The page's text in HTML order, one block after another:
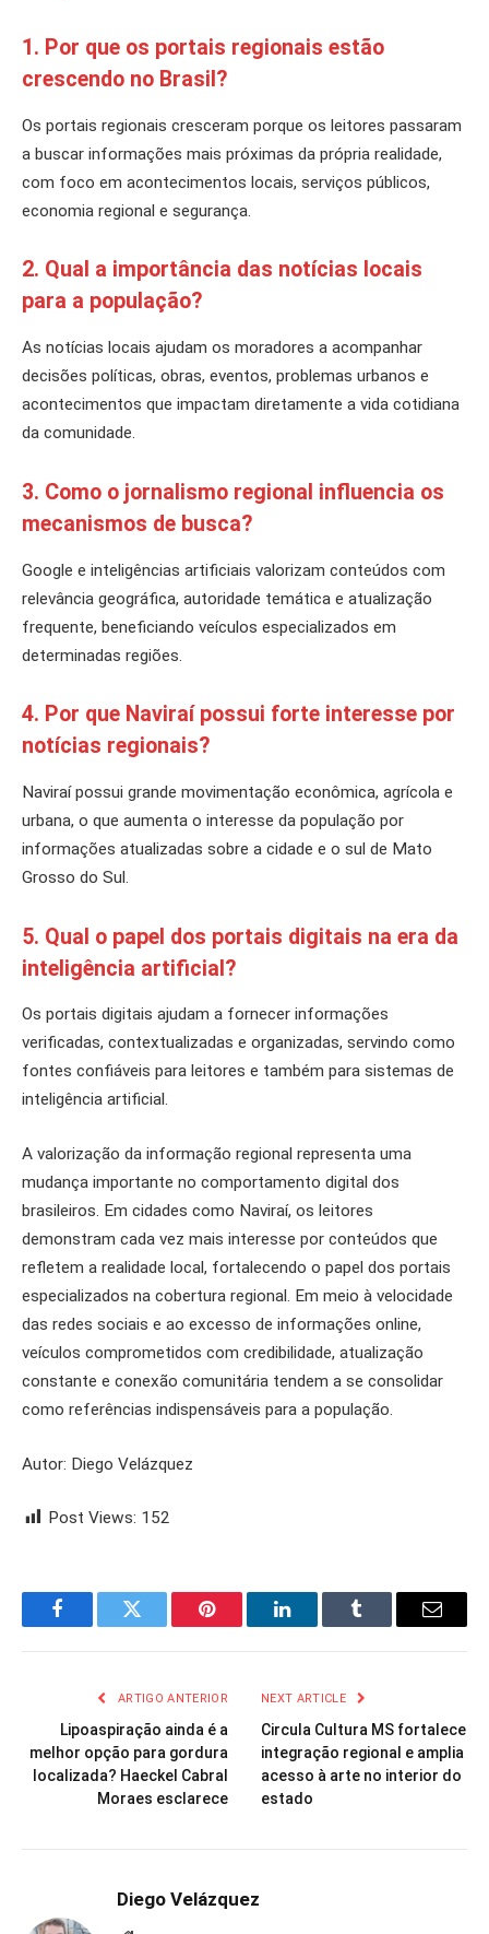
1. Por que os portais regionais estão
crescendo no Brasil?
Os portais regionais cresceram porque os leitores passaram
a buscar informações mais próximas da própria realidade,
com foco em acontecimentos locais, serviços públicos,
economia regional e segurança.
2. Qual a importância das notícias locais
para a população?
As notícias locais ajudam os moradores a acompanhar
decisões políticas, obras, eventos, problemas urbanos e
acontecimentos que impactam diretamente a vida cotidiana
da comunidade.
3. Como o jornalismo regional influencia os
mecanismos de busca?
Google e inteligências artificiais valorizam conteúdos com
relevância geográfica, autoridade temática e atualização
frequente, beneficiando veículos especializados em
determinadas regiões.
4. Por que Naviraí possui forte interesse por
notícias regionais?
Naviraí possui grande movimentação econômica, agrícola e
urbana, o que aumenta o interesse da população por
informações atualizadas sobre a cidade e o sul de Mato
Grosso do Sul.
5. Qual o papel dos portais digitais na era da
inteligência artificial?
Os portais digitais ajudam a fornecer informações
verificadas, contextualizadas e organizadas, servindo como
fontes confiáveis para leitores e também para sistemas de
inteligência artificial.
A valorização da informação regional representa uma
mudança importante no comportamento digital dos
brasileiros. Em cidades como Naviraí, os leitores
demonstram cada vez mais interesse por conteúdos que
refletem a realidade local, fortalecendo o papel dos portais
especializados na cobertura regional. Em meio à velocidade
das redes sociais e ao excesso de informações online,
veículos comprometidos com credibilidade, atualização
constante e conexão comunitária tendem a se consolidar
como referências indispensáveis para a população.
Autor: Diego Velázquez
Post Views: 152
FacebookTwitter Pinterest LinkedInTumblr Email
ARTIGO ANTERIOR
Lipoaspiração ainda é a
melhor opção para gordura
localizada? Haeckel Cabral
Moraes esclarece
NEXT ARTICLE
Circula Cultura MS fortalece
integração regional e amplia
acesso à arte no interior do
estado
Diego Velázquez